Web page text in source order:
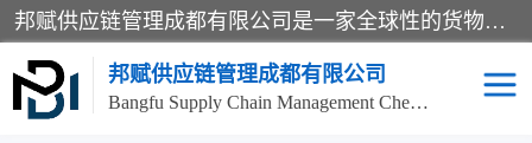
邦赋供应链管理成都有限公司是一家全球性的货物运输代理公司，主要从事：波兰中欧班列、德国中欧班列、出口莫斯科班列、中欧班列进口、蓉欧铁路、成都出口空运等业务，同时亦提供报关、报检、仓储、码头操作等服务。
邦赋供应链管理成都有限公司
Bangfu Supply Chain Management Chengdu Co.,LTD